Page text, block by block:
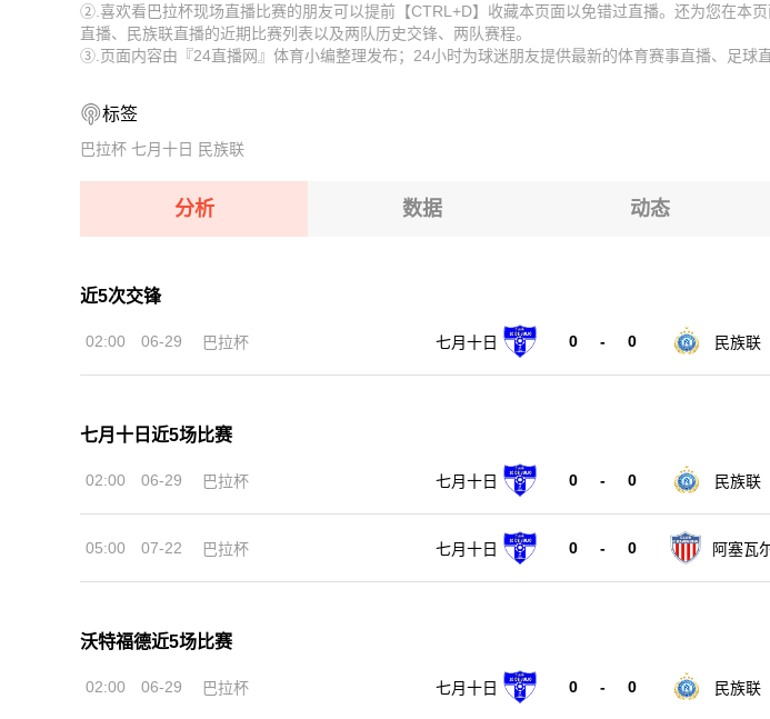
08-08 【匈乙】 阿贾克VS卡格SE
08-08 【匈乙】 多瑙蒂萨VS梅索科菲德
08-08 【奥乙】 格拉茨风暴青年队VSFAC维也纳
08-08 【匈甲】 基斯华达VS新佩斯
08-08 【奥丙】 沃尔夫斯贝格业余队VS克拉根福多瑙河
08-08 【匈乙】 布达佩斯瓦苏塔斯VS凯奇凯梅特
08-08 【匈乙】 多瑙蒂萨VS梅索科菲德
08-08 【瑞士乙】 沃韦体育VS梅林
08-08 【匈甲】 基斯华达VS新佩斯
08-08 【奥乙】 奥地利萨尔斯堡VS第一维也纳
②.喜欢看巴拉杯现场直播比赛的朋友可以提前【CTRL+D】收藏本页面以免错过直播。还为您在本
直播、民族联直播的近期比赛列表以及两队历史交锋、两队赛程。
③.页面内容由『24直播网』体育小编整理发布；24小时为球迷朋友提供最新的体育赛事直播、足球
标签
巴拉杯 七月十日 民族联
分析 数据 动态
近5次交锋
02:00 06-29 巴拉杯 七月十日 0 - 0 民族联
七月十日近5场比赛
02:00 06-29 巴拉杯 七月十日 0 - 0 民族联
05:00 07-22 巴拉杯 七月十日 0 - 0 阿塞瓦
沃特福德近5场比赛
02:00 06-29 巴拉杯 七月十日 0 - 0 民族联